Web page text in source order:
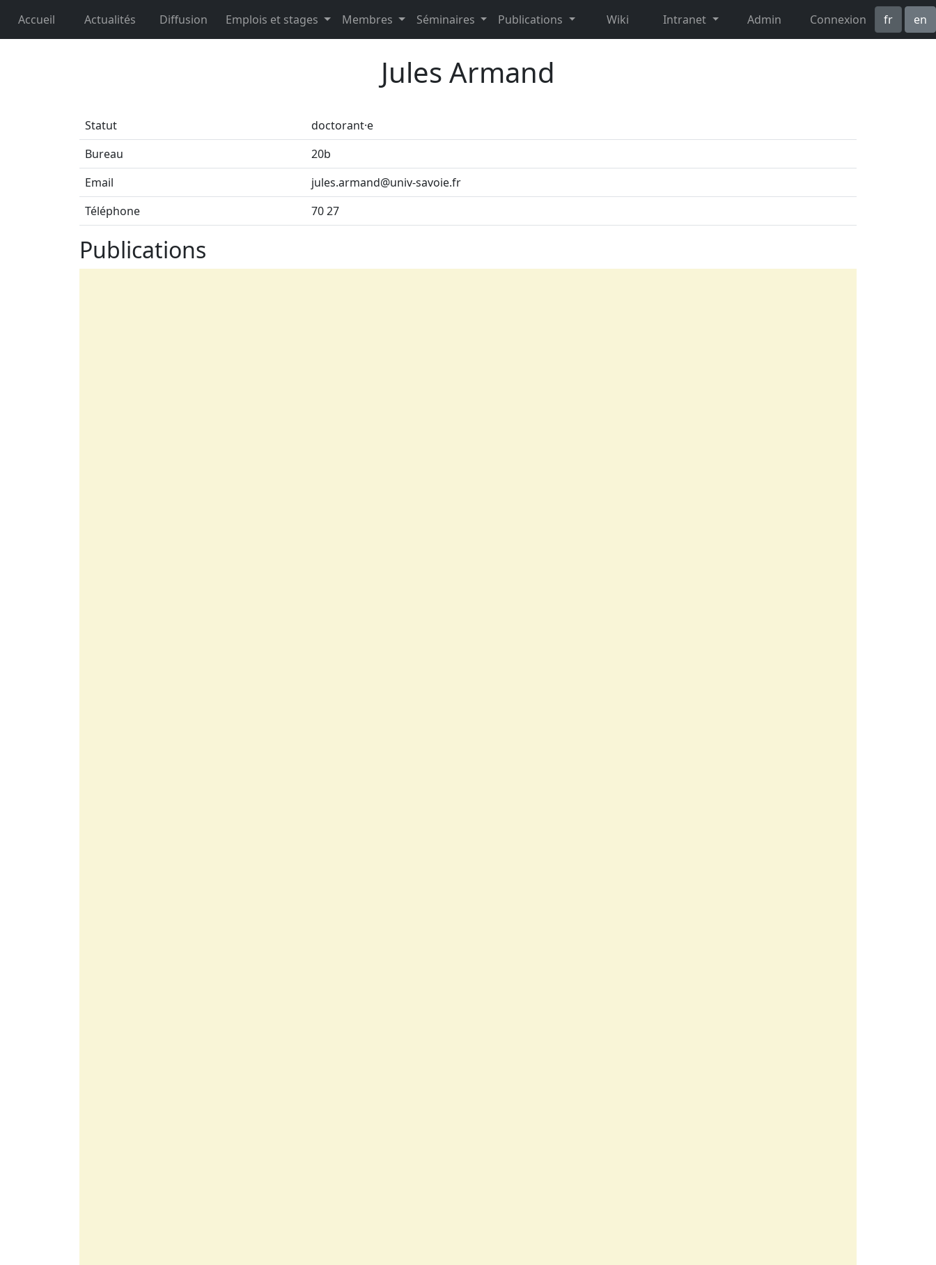
Accueil Actualités Diffusion Emplois et stages Membres Séminaires Publications Wiki Intranet Admin Connexion fr en
Jules Armand
Statut
doctorant·e
Bureau
20b
Email
jules.armand@univ-savoie.fr
Téléphone
70 27
Publications